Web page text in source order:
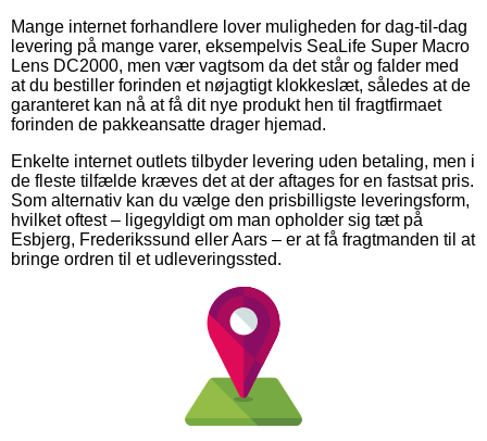
Mange internet forhandlere lover muligheden for dag-til-dag
levering på mange varer, eksempelvis SeaLife Super Macro
Lens DC2000, men vær vagtsom da det står og falder med
at du bestiller forinden et nøjagtigt klokkeslæt, således at de
garanteret kan nå at få dit nye produkt hen til fragtfirmaet
forinden de pakkeansatte drager hjemad.
Enkelte internet outlets tilbyder levering uden betaling, men i
de fleste tilfælde kræves det at der aftages for en fastsat pris.
Som alternativ kan du vælge den prisbilligste leveringsform,
hvilket oftest – ligegyldigt om man opholder sig tæt på
Esbjerg, Frederikssund eller Aars – er at få fragtmanden til at
bringe ordren til et udleveringssted.